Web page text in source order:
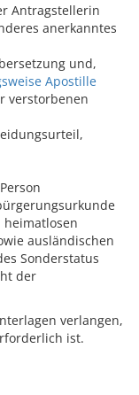
Antragstellerin
anerkanntes
und,
Apostille
verstorbenen
heimatlosen
ausländischen
Sonderstatus
der
verlangen,
ist.